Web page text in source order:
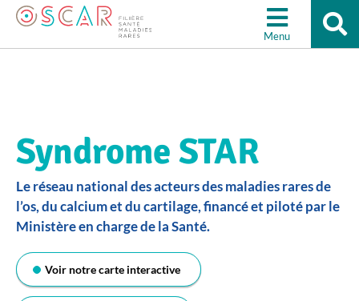
Aller à la recherche Menu
Syndrome STAR
Le réseau national des acteurs des maladies rares de
l’os, du calcium et du cartilage, financé et piloté par le
Ministère en charge de la Santé.
Voir notre carte interactive